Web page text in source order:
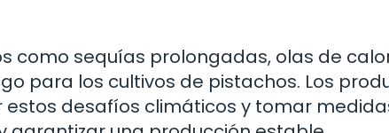
como sequías prolongadas, olas de
para los cultivos de pistachos. Los
desafíos climáticos y tomar